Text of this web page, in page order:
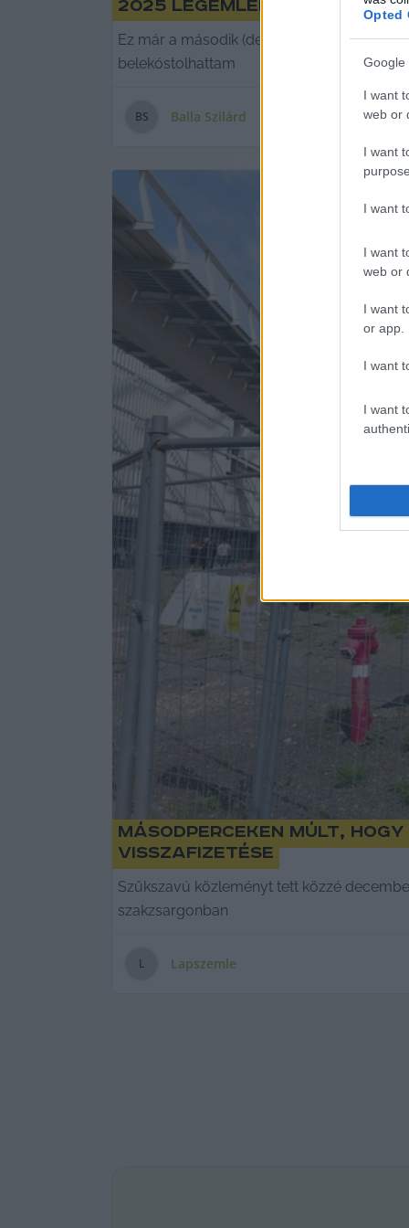
Opted
Google
I want
web or
I want
I want
I want
web or
I want
or app.
I want
I want
2025 legemlékezetesebb
Ez már a második (de az első teljes)
belekóstolhattam
BS Balla Szilárd
Másodperceken múlt,
visszafizetése
Szűkszavú közleményt tett közzé
szakzsargonban
L Lapszemle